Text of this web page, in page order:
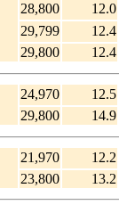
28,800
12.0
29,799
12.4
29,800
12.4
24,970 12.5
29,800
14.9
21,970 12.2
23,800
13.2